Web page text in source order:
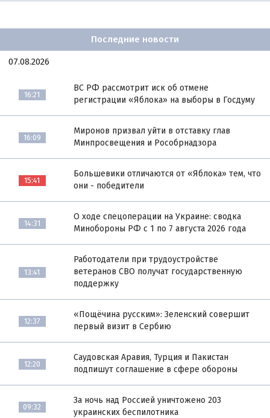
Последние новости
07.08.2026
16:21
ВС РФ рассмотрит иск об отмене
регистрации «Яблока» на выборы в Госдуму
16:09
Миронов призвал уйти в отставку глав
Минпросвещения и Рособрнадзора
15:41
Большевики отличаются от «Яблока» тем, что
они - победители
14:31
О ходе спецоперации на Украине: сводка
Минобороны РФ с 1 по 7 августа 2026 года
13:41
Работодатели при трудоустройстве
ветеранов СВО получат государственную
поддержку
12:37
«Пощёчина русским»: Зеленский совершит
первый визит в Сербию
12:20
Саудовская Аравия, Турция и Пакистан
подпишут соглашение в сфере обороны
09:32
За ночь над Россией уничтожено 203
украинских беспилотника